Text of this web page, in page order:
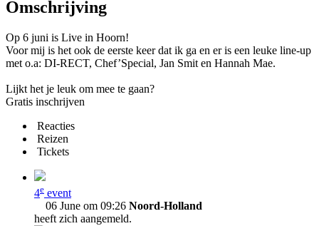
Omschrijving
Op 6 juni is Live in Hoorn!
Voor mij is het ook de eerste keer dat ik ga en er is een leuke line-up
met o.a: DI-RECT, Chef’Special, Jan Smit en Hannah Mae.
Lijkt het je leuk om mee te gaan?
Gratis inschrijven
Reacties
Reizen
Tickets
4e event
06 June om 09:26 Noord-Holland
heeft zich aangemeld.